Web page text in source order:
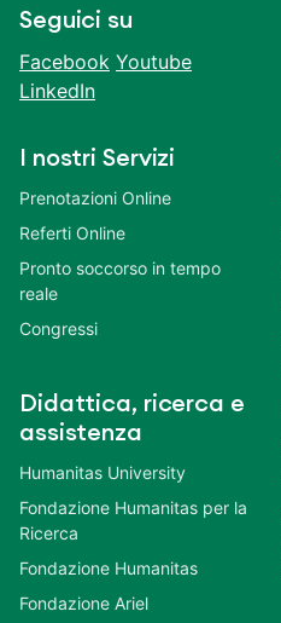
Seguici su
Facebook Youtube
LinkedIn
I nostri Servizi
Prenotazioni Online
Referti Online
Pronto soccorso in tempo
reale
Congressi
Didattica, ricerca e
assistenza
Humanitas University
Fondazione Humanitas per la
Ricerca
Fondazione Humanitas
Fondazione Ariel